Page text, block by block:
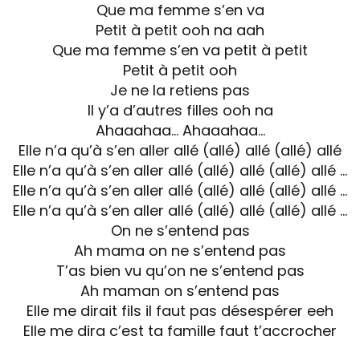
Que ma femme s’en va
Petit à petit ooh na aah
Que ma femme s’en va petit à petit
Petit à petit ooh
Je ne la retiens pas
Il y’a d’autres filles ooh na
Ahaaahaa… Ahaaahaa…
Elle n’a qu’à s’en aller allé (allé) allé (allé) allé
Elle n’a qu’à s’en aller allé (allé) allé (allé) allé …
Elle n’a qu’à s’en aller allé (allé) allé (allé) allé …
Elle n’a qu’à s’en aller allé (allé) allé (allé) allé …
On ne s’entend pas
Ah mama on ne s’entend pas
T’as bien vu qu’on ne s’entend pas
Ah maman on s’entend pas
Elle me dirait fils il faut pas désespérer eeh
Elle me dira c’est ta famille faut t’accrocher